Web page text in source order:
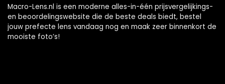
Macro-Lens.nl is een moderne alles-in-één prijsvergelijkings-
en beoordelingswebsite die de beste deals biedt, bestel
jouw prefecte lens vandaag nog en maak zeer binnenkort de
mooiste foto’s!